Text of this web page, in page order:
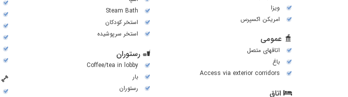
ویزا
امریکن اکسپرس
عمومی
اتاقهای متصل
باغ
Access via exterior corridors
اتاق
Steam Bath
استخر کودکان
استخر سرپوشیده
رستوران
Coffee/tea in lobby
بار
رستوران